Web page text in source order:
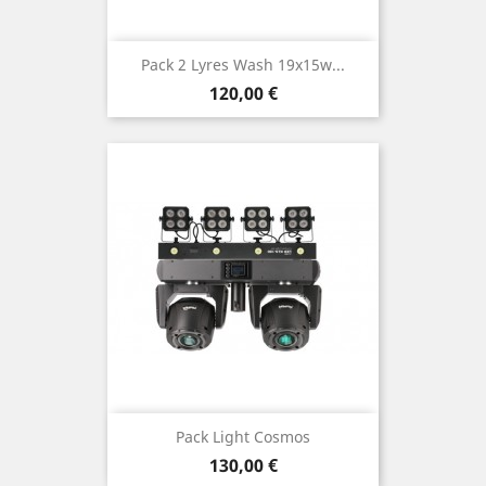
Pack 2 Lyres Wash 19x15w...
Prix
120,00 €
Pack Light Cosmos
Prix
130,00 €